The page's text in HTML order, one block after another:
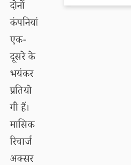
दोनों
कंपनियां
एक-
दूसरे के
भयंकर
प्रतियो
गी हैं।
मासिक
रिचार्ज
अक्सर